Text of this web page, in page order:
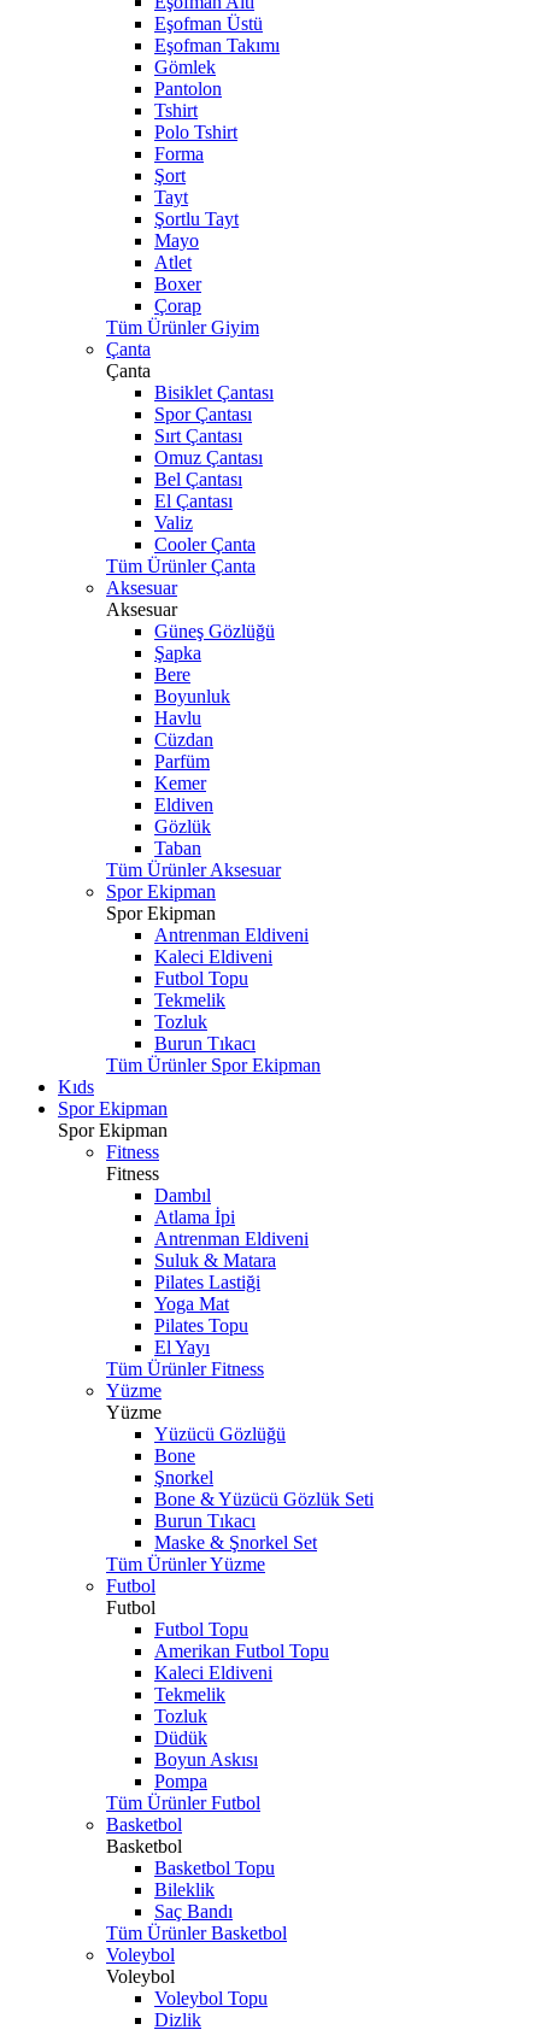
Eşofman Üstü
Eşofman Takımı
Gömlek
Pantolon
Tshirt
Polo Tshirt
Forma
Şort
Tayt
Şortlu Tayt
Mayo
Atlet
Boxer
Çorap
Tüm Ürünler Giyim
Çanta
Çanta
Bisiklet Çantası
Spor Çantası
Sırt Çantası
Omuz Çantası
Bel Çantası
El Çantası
Valiz
Cooler Çanta
Tüm Ürünler Çanta
Aksesuar
Aksesuar
Güneş Gözlüğü
Şapka
Bere
Boyunluk
Havlu
Cüzdan
Parfüm
Kemer
Eldiven
Gözlük
Taban
Tüm Ürünler Aksesuar
Spor Ekipman
Spor Ekipman
Antrenman Eldiveni
Kaleci Eldiveni
Futbol Topu
Tekmelik
Tozluk
Burun Tıkacı
Tüm Ürünler Spor Ekipman
Kıds
Spor Ekipman
Spor Ekipman
Fitness
Fitness
Dambıl
Atlama İpi
Antrenman Eldiveni
Suluk & Matara
Pilates Lastiği
Yoga Mat
Pilates Topu
El Yayı
Tüm Ürünler Fitness
Yüzme
Yüzme
Yüzücü Gözlüğü
Bone
Şnorkel
Bone & Yüzücü Gözlük Seti
Burun Tıkacı
Maske & Şnorkel Set
Tüm Ürünler Yüzme
Futbol
Futbol
Futbol Topu
Amerikan Futbol Topu
Kaleci Eldiveni
Tekmelik
Tozluk
Düdük
Boyun Askısı
Pompa
Tüm Ürünler Futbol
Basketbol
Basketbol
Basketbol Topu
Bileklik
Saç Bandı
Tüm Ürünler Basketbol
Voleybol
Voleybol
Voleybol Topu
Dizlik